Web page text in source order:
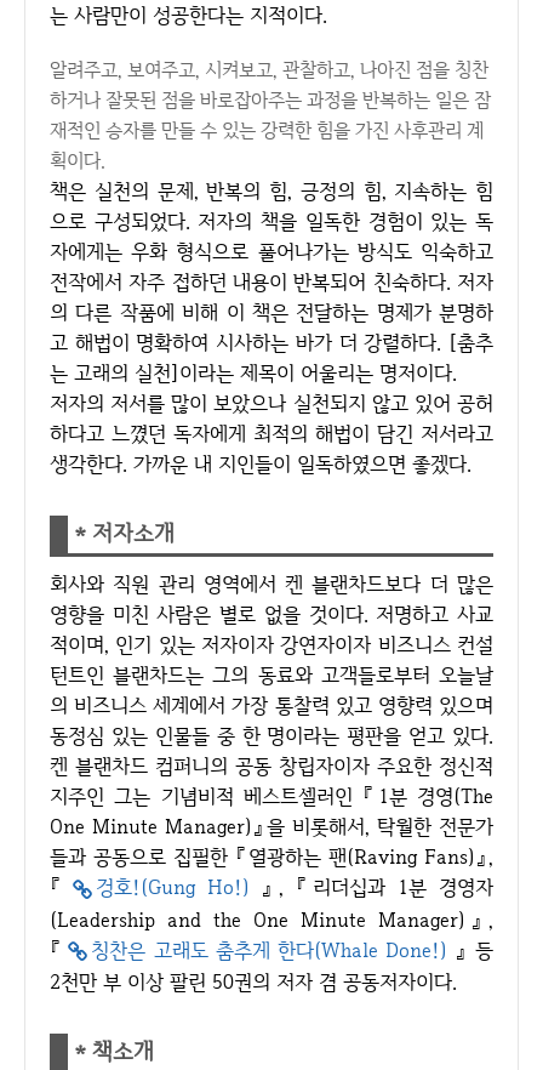
는 사람만이 성공한다는 지적이다.
알려주고, 보여주고, 시켜보고, 관찰하고, 나아진 점을 칭찬
하거나 잘못된 점을 바로잡아주는 과정을 반복하는 일은 잠
재적인 승자를 만들 수 있는 강력한 힘을 가진 사후관리 계
획이다.
책은 실천의 문제, 반복의 힘, 긍정의 힘, 지속하는 힘
으로 구성되었다. 저자의 책을 일독한 경험이 있는 독
자에게는 우화 형식으로 풀어나가는 방식도 익숙하고
전작에서 자주 접하던 내용이 반복되어 친숙하다. 저자
의 다른 작품에 비해 이 책은 전달하는 명제가 분명하
고 해법이 명확하여 시사하는 바가 더 강렬하다. [춤추
는 고래의 실천]이라는 제목이 어울리는 명저이다.
저자의 저서를 많이 보았으나 실천되지 않고 있어 공허
하다고 느꼈던 독자에게 최적의 해법이 담긴 저서라고
생각한다. 가까운 내 지인들이 일독하였으면 좋겠다.
* 저자소개
회사와 직원 관리 영역에서 켄 블랜차드보다 더 많은
영향을 미친 사람은 별로 없을 것이다. 저명하고 사교
적이며, 인기 있는 저자이자 강연자이자 비즈니스 컨설
턴트인 블랜차드는 그의 동료와 고객들로부터 오늘날
의 비즈니스 세계에서 가장 통찰력 있고 영향력 있으며
동정심 있는 인물들 중 한 명이라는 평판을 얻고 있다.
켄 블랜차드 컴퍼니의 공동 창립자이자 주요한 정신적
지주인 그는 기념비적 베스트셀러인 『1분 경영(The
One Minute Manager)』을 비롯해서, 탁월한 전문가
들과 공동으로 집필한 『열광하는 팬(Raving Fans)』,
『
겅호!(Gung Ho!) 』, 『리더십과 1분 경영자
(Leadership and the One Minute Manager)』,
『
칭찬은 고래도 춤추게 한다(Whale Done!) 』 등
2천만 부 이상 팔린 50권의 저자 겸 공동저자이다.
* 책소개